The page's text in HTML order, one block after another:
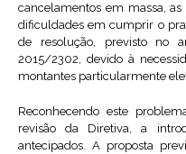
cancelamentos em massa,
dificuldades em cumprir o
de resolução, previsto no
2015/2302, devido à
montantes particularmente
Reconhecendo este
revisão da Diretiva, a
antecipados. A proposta